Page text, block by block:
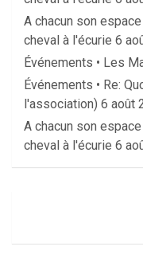
A chacun son
cheval à l'écurie 6
Événements • Les
Événements • Re:
l'association) 6 août
A chacun son
cheval à l'écurie 6